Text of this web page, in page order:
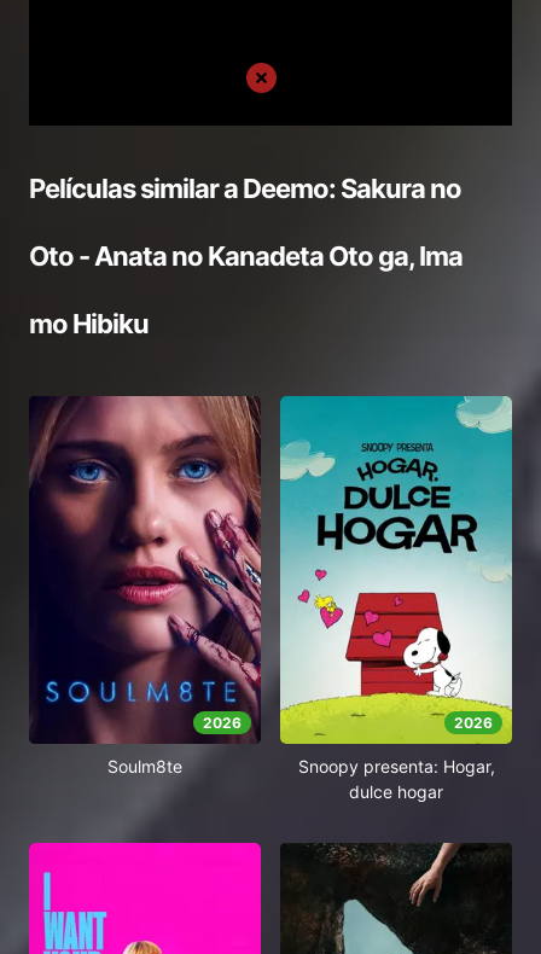
Películas similar aDeemo: Sakura no
Oto - Anata no Kanadeta Oto ga, Ima
mo Hibiku
2026
Soulm8te
2026
Snoopy presenta: Hogar,
dulce hogar